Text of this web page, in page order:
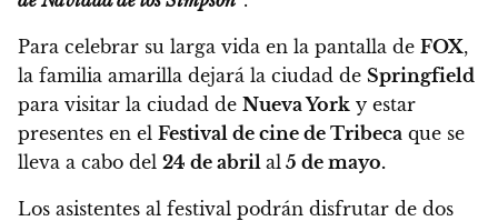
Para celebrar su larga vida en la pantalla de FOX,
la familia amarilla dejará la ciudad de Springfield
para visitar la ciudad de Nueva York y estar
presentes en el Festival de cine de Tribeca que se
lleva a cabo del 24 de abril al 5 de mayo.
Los asistentes al festival podrán disfrutar de dos